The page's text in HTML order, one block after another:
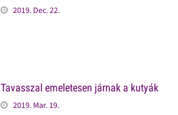
2019. Dec. 22.
Tavasszal emeletesen járnak a kutyák
2019. Mar. 19.